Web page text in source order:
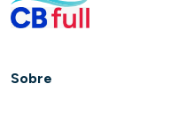
Sobre